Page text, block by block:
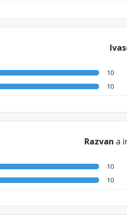
10
10
Razvan a
10
10